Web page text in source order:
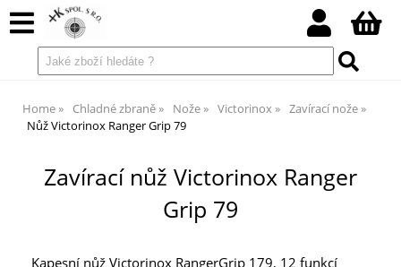
Home Chladné zbraně Nože Victorinox
Zavírací nože
Nůž Victorinox Ranger Grip 79
Zavírací nůž Victorinox Ranger
Grip 79